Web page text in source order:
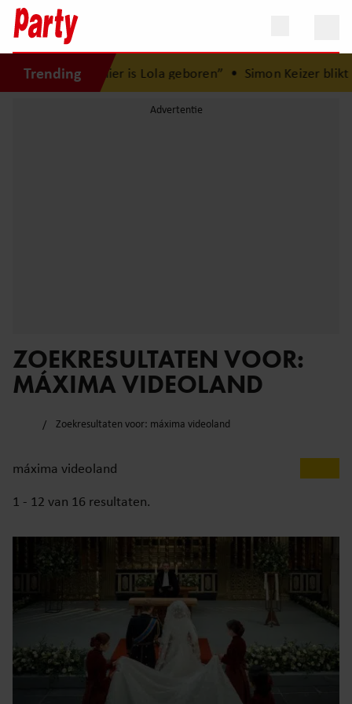
Trending
“Hier is Lola geboren” •Simon Keizer blikt terug op
ZOEKRESULTATEN VOOR:
MÁXIMA VIDEOLAND
Zoekresultaten voor: máxima videoland
1 - 12 van 16 resultaten.